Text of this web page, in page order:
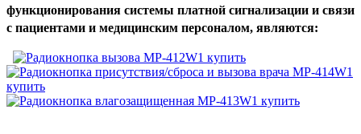
функционирования системы платной сигнализации и связи
с пациентами и медицинским персоналом, являются: